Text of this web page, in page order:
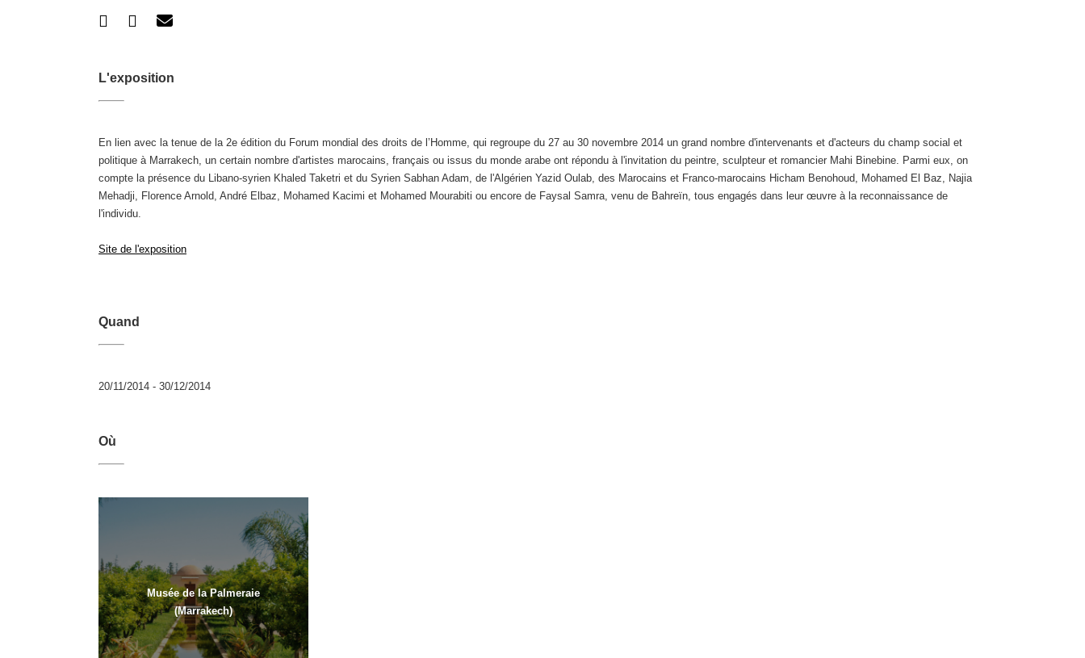
L'exposition
En lien avec la tenue de la 2e édition du Forum mondial des droits de l’Homme, qui regroupe du 27 au 30 novembre 2014 un grand nombre d'intervenants et d'acteurs du champ social et
politique à Marrakech, un certain nombre d'artistes marocains, français ou issus du monde arabe ont répondu à l'invitation du peintre, sculpteur et romancier Mahi Binebine. Parmi eux, on
compte la présence du Libano-syrien Khaled Taketri et du Syrien Sabhan Adam, de l'Algérien Yazid Oulab, des Marocains et Franco-marocains Hicham Benohoud, Mohamed El Baz, Najia
Mehadji, Florence Arnold, André Elbaz, Mohamed Kacimi et Mohamed Mourabiti ou encore de Faysal Samra, venu de Bahreïn, tous engagés dans leur œuvre à la reconnaissance de
l'individu.
Site de l'exposition
Quand
20/11/2014 - 30/12/2014
Où
Musée de la Palmeraie
(Marrakech)